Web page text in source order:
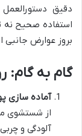
دقیق
استفاده صحیح نه
بروز عوارض جانبی
گام به
آماده سازی
از شستشوی
آلودگی و